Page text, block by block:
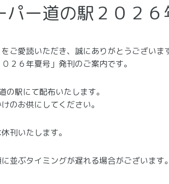
パー道の駅２０２
ご愛読いただき、誠にありがとうございま
２６年夏号」発刊のご案内です。
駅にて配布いたします。
のお供にしてください。
刊いたします。
並ぶタイミングが遅れる場合がございます。